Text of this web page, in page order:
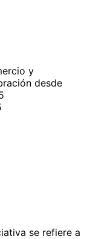
y
desde
se refiere a